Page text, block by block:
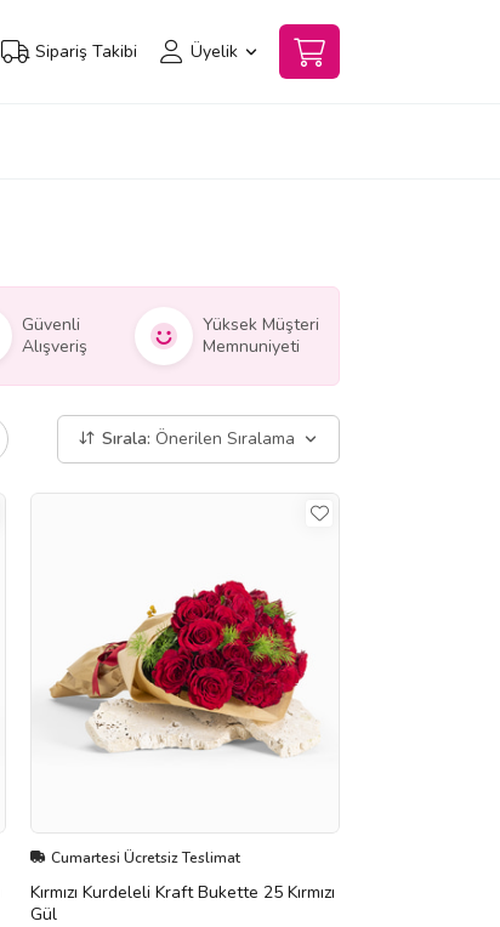
Sipariş Takibi Üyelik
Güvenli
Alışveriş
Yüksek Müşteri
Memnuniyeti
Sırala: Önerilen Sıralama
Cumartesi Ücretsiz Teslimat
Kırmızı Kurdeleli Kraft Bukette 25 Kırmızı
Gül